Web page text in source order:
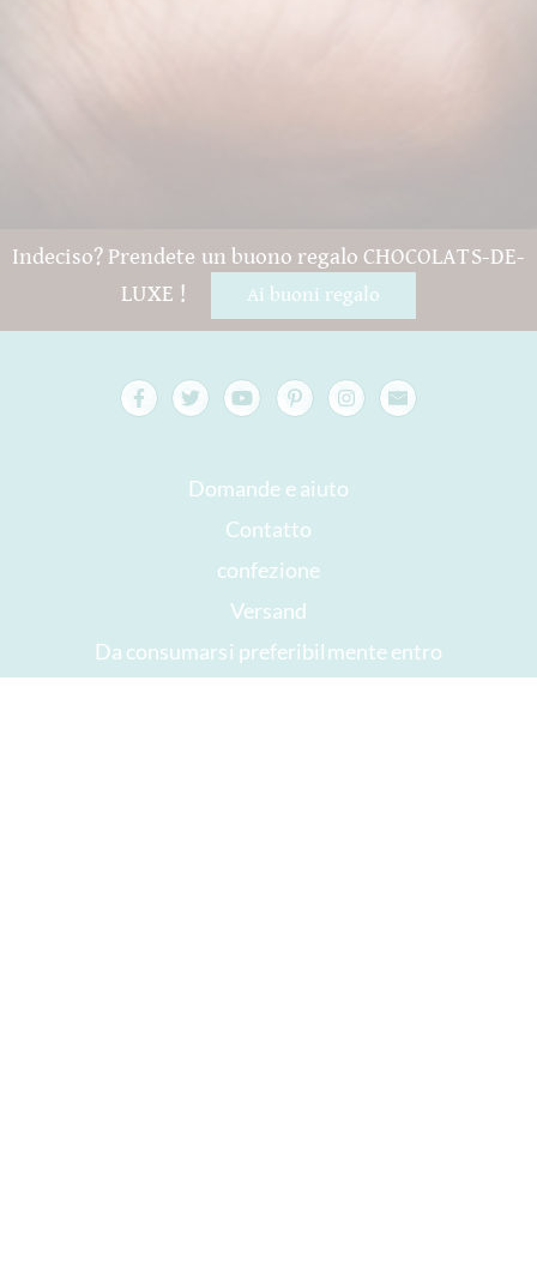
Indeciso? Prendete un buono regalo CHOCOLATS-DE-
LUXE !
Ai buoni regalo
Domande e aiuto
Contatto
confezione
Versand
Da consumarsi preferibilmente entro